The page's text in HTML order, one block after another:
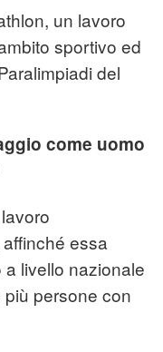
un lavoro
sportivo ed
del
come uomo
essa
livello nazionale
persone con